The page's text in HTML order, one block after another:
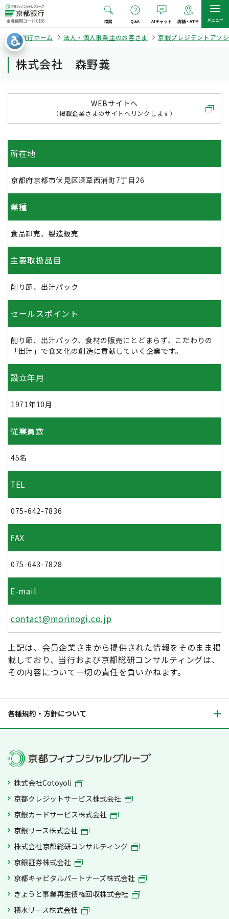
金融機関コード:0158 検索 Q&A AIチャット 店舗・ATM メニュー
京都銀行ホーム 法人・個人事業主のお客さま 京銀プレジデントアソ
株式会社 森野義
WEBサイトへ
（掲載企業さまのサイトへリンクします）
所在地
京都府京都市伏見区深草西浦町7丁目26
業種
食品卸売、製造販売
主要取扱品目
削り節、出汁パック
セールスポイント
削り節、出汁パック、食材の販売にとどまらず、こだわりの
「出汁」で食文化の創造に貢献していく企業です。
設立年月
1971年10月
従業員数
45名
TEL
075-642-7836
FAX
075-643-7828
E-mail
contact@morinogi.co.jp
上記は、会員企業さまから提供された情報をそのまま掲
載しており、当行および京都総研コンサルティングは、
その内容について一切の責任を負いかねます。
各種規約・方針について
株式会社Cotoyoli
京都クレジットサービス株式会社
京銀カードサービス株式会社
京銀リース株式会社
株式会社京都総研コンサルティング
京銀証券株式会社
京都キャピタルパートナーズ株式会社
きょうと事業再生債権回収株式会社
積水リース株式会社